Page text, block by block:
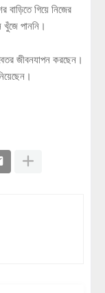
বাড়িতে গিয়ে নিজের
পাননি।
জীবনযাপন করছেন।